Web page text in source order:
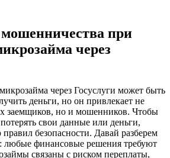
при
через
через Госуслуги может быть
деньги, но он привлекает не
заемщиков, но и мошенников. Чтобы
свои данные или деньги,
правил безопасности. Давай разберем
любые финансовые решения требуют
связаны с риском переплаты,